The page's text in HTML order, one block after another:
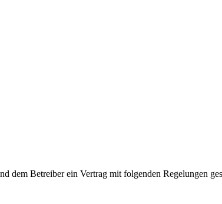
Betreiber ein Vertrag mit folgenden Regelungen